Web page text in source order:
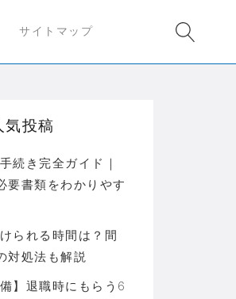
サイトマップ
気投稿
続き完全ガイド｜
要書類をわかりやす
られる時間は？間
対処法も解説
備】退職時にもらう6